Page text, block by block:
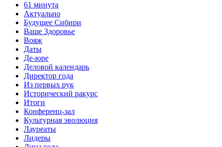
61 минута
Актуально
Будущее Сибири
Ваше Здоровье
Вояж
Даты
Де-юре
Деловой календарь
Директор года
Из первых рук
Исторический ракурс
Итоги
Конференц-зал
Культурная эволюция
Лауреаты
Лидеры